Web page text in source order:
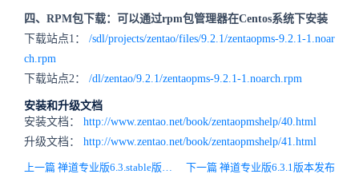
四、RPM包下载：可以通过rpm包管理器在Centos系统下安装
下载站点1： /sdl/projects/zentao/files/9.2.1/zentaopms-9.2.1-1.noar
ch.rpm
下载站点2： /dl/zentao/9.2.1/zentaopms-9.2.1-1.noarch.rpm
安装和升级文档
安装文档： http://www.zentao.net/book/zentaopmshelp/40.html
升级文档： http://www.zentao.net/book/zentaopmshelp/41.html
上一篇 禅道专业版6.3.stable版本发布 下一篇 禅道专业版6.3.1版本发布